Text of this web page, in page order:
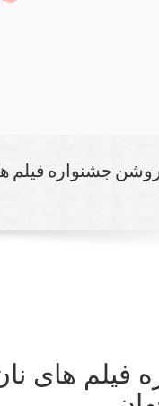
روشن جشنواره فیلم
فیلم های